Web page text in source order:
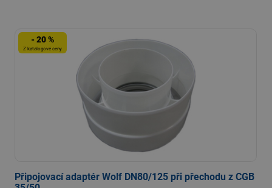
- 20 %
Z katalogové ceny
Připojovací adaptér Wolf DN80/125 při přechodu z CGB